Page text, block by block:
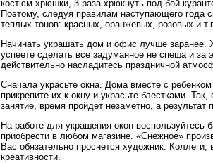
костюм хрюшки, 3 раза хрюкнуть под бой
Поэтому, следуя правилам наступающего года
теплых тонов: красных, оранжевых, розовых и
Начинать украшать дом и офис лучше заранее.
успеете сделать все задуманное не спеша и за
действительно насладитесь праздничной
Сначала украсьте окна. Дома вместе с
прикрепите их к окну и украсьте блестками.
занятие, время пройдет незаметно, а
На работе для украшения окон
приобрести в любом магазине. «Снежное»
Вас обязательно проснется художник.
креативности.